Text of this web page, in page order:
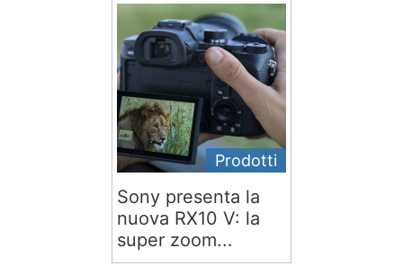
Prodotti
Sony presenta la
nuova RX10 V: la
super zoom...